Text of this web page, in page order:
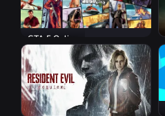
GTA 5 Online